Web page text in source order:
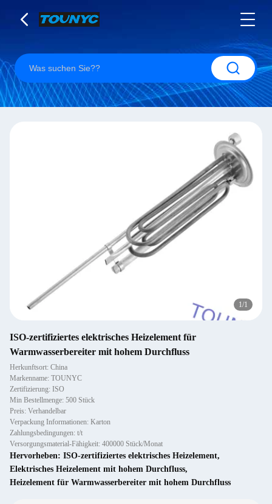
1/1
ISO-zertifiziertes elektrisches Heizelement für
Warmwasserbereiter mit hohem Durchfluss
Herkunftsort: China
Markenname: TOUNYC
Zertifizierung: ISO
Min Bestellmenge: 500 Stück
Preis: Verhandelbar
Verpackung Informationen: Karton
Zahlungsbedingungen: t/t
Versorgungsmaterial-Fähigkeit: 400000 Stück/Monat
Hervorheben: ISO-zertifiziertes elektrisches Heizelement,
Elektrisches Heizelement mit hohem Durchfluss,
Heizelement für Warmwasserbereiter mit hohem Durchfluss